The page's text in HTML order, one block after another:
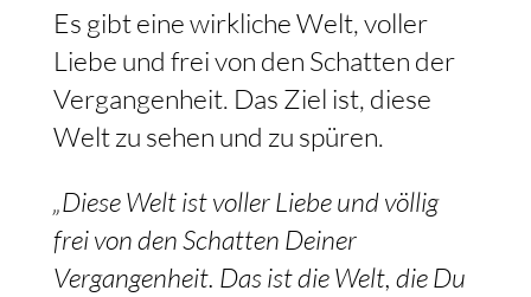
Es gibt eine wirkliche Welt, voller
Liebe und frei von den Schatten der
Vergangenheit. Das Ziel ist, diese
Welt zu sehen und zu spüren.
„Diese Welt ist voller Liebe und völlig
frei von den Schatten Deiner
Vergangenheit. Das ist die Welt, die Du